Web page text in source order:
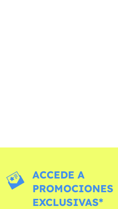
ACCEDE A
PROMOCIONES
EXCLUSIVAS*